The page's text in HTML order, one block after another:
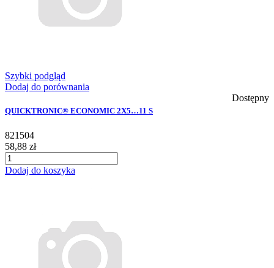
Szybki podgląd
Dodaj do porównania
Dostępny
QUICKTRONIC® ECONOMIC 2X5…11 S
821504
58,88 zł
Dodaj do koszyka